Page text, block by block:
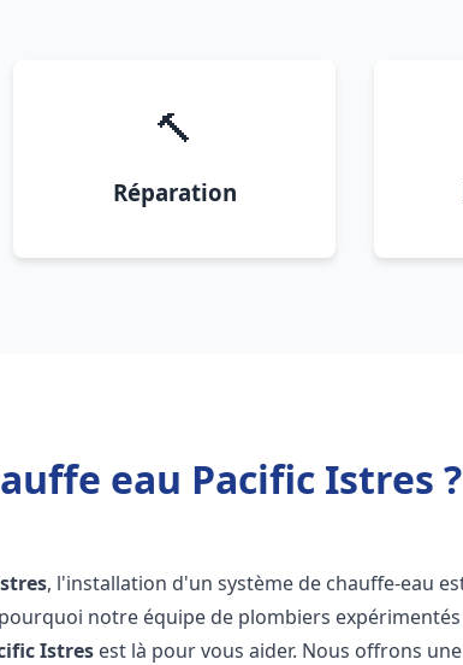
🔨
Réparation
eau Pacific Istres ?
, l'installation d'un système de chauffe-eau
notre équipe de plombiers
Istres est là pour vous aider. Nous offrons